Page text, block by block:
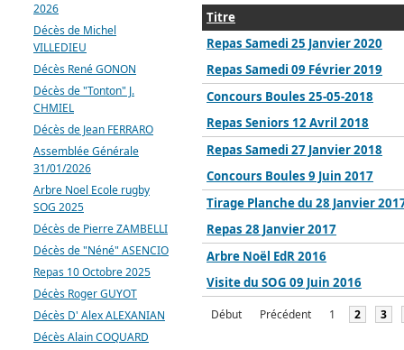
Titre
Repas Samedi 25 Janvier 2020
Repas Samedi 09 Février 2019
Concours Boules 25-05-2018
Repas Seniors 12 Avril 2018
Repas Samedi 27 Janvier 2018
Concours Boules 9 Juin 2017
Tirage Planche du 28 Janvier
Repas 28 Janvier 2017
Arbre Noël EdR 2016
Visite du SOG 09 Juin 2016
Début Précédent 1 2 3
2026
Décès de Michel
VILLEDIEU
Décès René GONON
Décès de "Tonton" J.
CHMIEL
Décès de Jean FERRARO
Assemblée Générale
31/01/2026
Arbre Noel Ecole rugby
SOG 2025
Décès de Pierre ZAMBELLI
Décès de "Néné" ASENCIO
Repas 10 Octobre 2025
Décès Roger GUYOT
Décès D' Alex ALEXANIAN
Décès Alain COQUARD